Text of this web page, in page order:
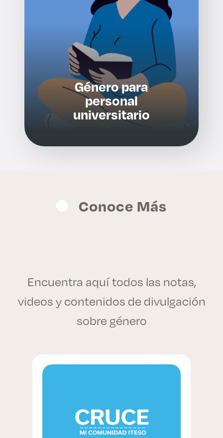
Género para
personal
universitario
Conoce Más
Encuentra aquí todos las notas,
videos y contenidos de divulgación
sobre género